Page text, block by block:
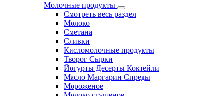
Молочные продукты
Смотреть весь раздел
Молоко
Сметана
Сливки
Кисломолочные продукты
Творог Сырки
Йогурты Десерты Коктейли
Масло Маргарин Спреды
Мороженое